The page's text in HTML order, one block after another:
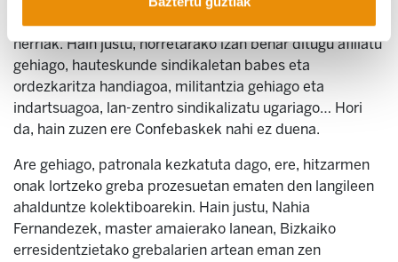
indar handiagoa, orduan eta gehiago berreskuratuko du
herriak. Hain justu, horretarako izan behar ditugu afiliatu
gehiago, hauteskunde sindikaletan babes eta
ordezkaritza handiagoa, militantzia gehiago eta
indartsuagoa, lan-zentro sindikalizatu ugariago… Hori
da, hain zuzen ere Confebaskek nahi ez duena.
Are gehiago, patronala kezkatuta dago, ere, hitzarmen
onak lortzeko greba prozesuetan ematen den langileen
ahalduntze kolektiboarekin. Hain justu, Nahia
Fernandezek, master amaierako lanean, Bizkaiko
erresidentzietako grebalarien artean eman zen